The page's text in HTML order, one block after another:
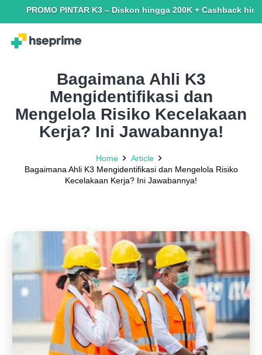
PROMO PINTAR K3 – Diskon hingga 200K + Cashback
Bagaimana Ahli K3
Mengidentifikasi dan
Mengelola Risiko Kecelakaan
Kerja? Ini Jawabannya!
Home
Article
Bagaimana Ahli K3 Mengidentifikasi dan Mengelola Risiko
Kecelakaan Kerja? Ini Jawabannya!